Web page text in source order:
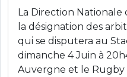
La Direction Nationale
la désignation des
qui se disputera au
dimanche 4 Juin à
Auvergne et le Rugby